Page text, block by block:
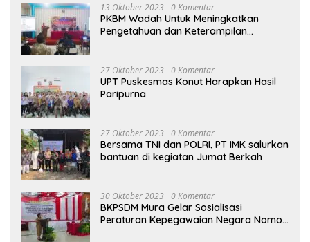
13 Oktober 2023 0 Komentar
PKBM Wadah Untuk Meningkatkan
Pengetahuan dan Keterampilan
27 Oktober 2023 0 Komentar
UPT Puskesmas Konut Harapkan Hasil
Paripurna
27 Oktober 2023 0 Komentar
Bersama TNI dan POLRI, PT IMK salurkan
bantuan di kegiatan Jumat Berkah
30 Oktober 2023 0 Komentar
BKPSDM Mura Gelar Sosialisasi
Peraturan Kepegawaian Negara Nomor